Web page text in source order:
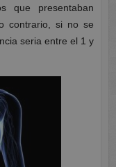
que presentaban
contrario, si no se
seria entre el 1 y